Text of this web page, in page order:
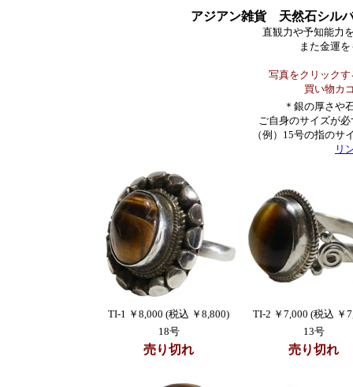
アジアン雑貨 天然石シル
直観力や予知能力
また金運
写真をクリック
買い物カ
＊銀の厚さや
ご自身のサイズが
（例）15号の指のサ
リ
TI-1 ￥8,000 (税込 ￥8,800)
TI-2 ￥7,000 (税込 ￥
18号
13号
売り切れ 売り切れ